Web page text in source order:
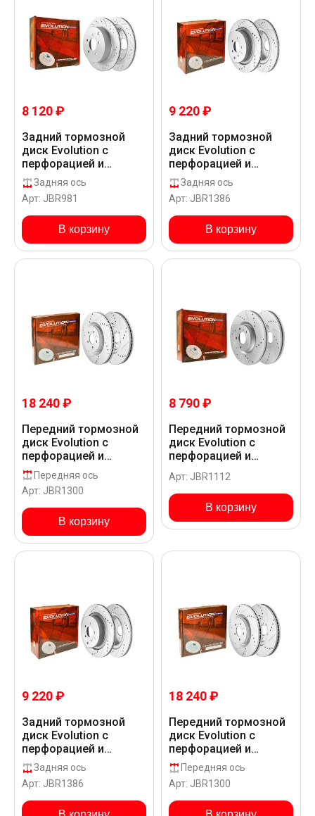
8 120 ₽
Задний тормозной
диск Evolution с
перфорацией и
насечками в покрытии
GEOMET для Infiniti
QX70 S51
Задняя ось
Арт: JBR981
В корзину
9 220 ₽
Задний тормозной
диск Evolution с
перфорацией и
насечками в покрытии
GEOMET для Infiniti
QX70 S51
Задняя ось
Арт: JBR1386
В корзину
18 240 ₽
Передний тормозной
диск Evolution с
перфорацией и
насечками в покрытии
GEOMET для Infiniti
QX70 S51
Передняя ось
Арт: JBR1300
В корзину
8 790 ₽
Передний тормозной
диск Evolution с
перфорацией и
насечками в покрытии
GEOMET для Infiniti
QX70 S51
Арт: JBR1112
В корзину
9 220 ₽
Задний тормозной
диск Evolution с
перфорацией и
насечками в покрытии
GEOMET для Infiniti
QX70 S51AR
Задняя ось
Арт: JBR1386
18 240 ₽
Передний тормозной
диск Evolution с
перфорацией и
насечками в покрытии
GEOMET для Infiniti
QX70 S51AR
Передняя ось
Арт: JBR1300